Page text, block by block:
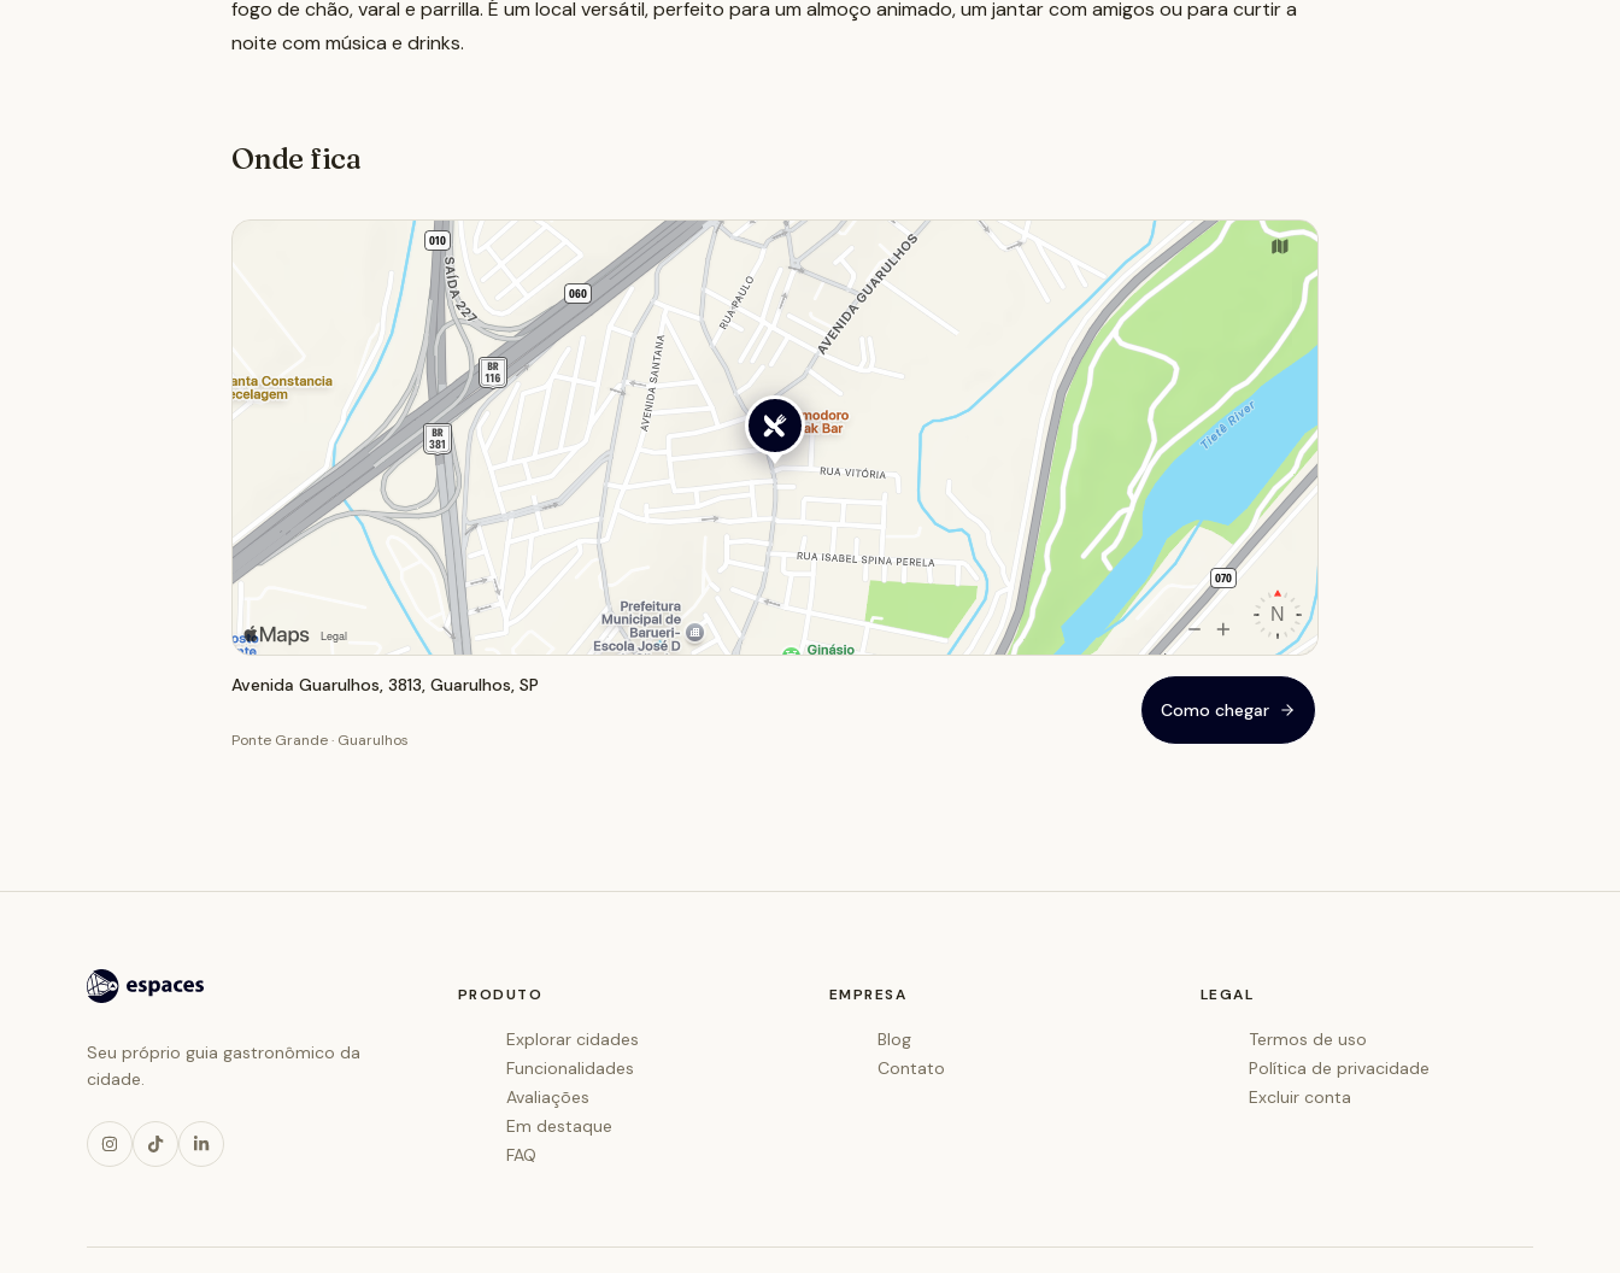
fogo de chão, varal e parrilla. É um local versátil, perfeito para um almoço animado, um jantar com amigos ou para curtir a
noite com música e drinks.
Onde fica
Avenida Guarulhos, 3813, Guarulhos, SP
Ponte Grande · Guarulhos
Como chegar
Seu próprio guia gastronômico da
cidade.
PRODUTO
Explorar cidades
Funcionalidades
Avaliações
Em destaque
FAQ
EMPRESA
Blog
Contato
LEGAL
Termos de uso
Política de privacidade
Excluir conta